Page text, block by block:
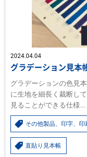
2024.04.04
グラデーション見本
グラデーションの色見
に生地を細長く裁断し
見ることができる仕様...
その他製品、印字、印
直貼り見本帳